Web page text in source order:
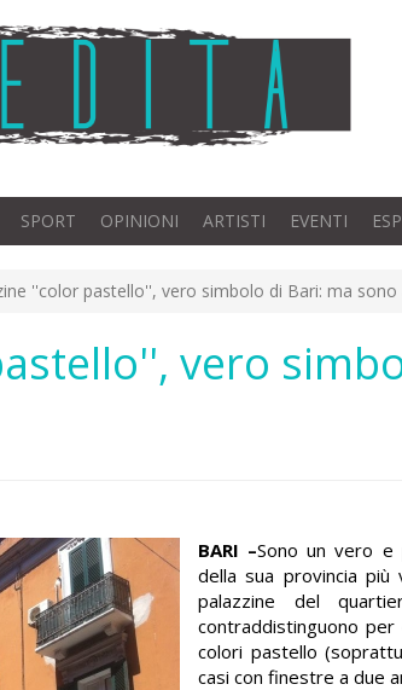
SPORT OPINIONI ARTISTI EVENTI
''color pastello'', vero simbolo di Bari: ma sono
vero
BARI –Sono un vero e
della sua provincia più
palazzine del
contraddistinguono
colori pastello
casi con finestre a due